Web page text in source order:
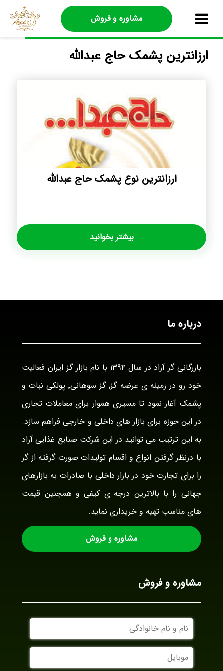
مشاوره و فروش
ارزانترین پشمک حاج عبدالله
ارزانترین نوع پشمک حاج عبدالله
بیشتر بخوانید
درباره ما
بازرگانی گز آراد در سال ۱۳۹۴ با نام بازار گز ایران فعالیت
خود رو در زمینه ی عرضه گز٬ گز سوهانی٬ پولکی نبات و
پشمک آغاز نمود تا مسیری هموار برای معاملات تجاری
در این حوزه برای بازار های داخلی و خارجی فراهم سازد.
به این ترتیب می توانید در این شرکت صنایع غذایی آراد
با درنظر گرفتن انواع و اقسام تولیدات صورت گرفته از گز
را برای تجارت خود در بازار داخلی با صادرات به بازارهای
جهانی را با بالاترین درجه ی کیفی و همچنین قیمت
های مناسب تهیه و خریداری نماید.
مشاوره و فروش
مشاوره و فروش
نام
و
نام
خانوادگی
موبایل